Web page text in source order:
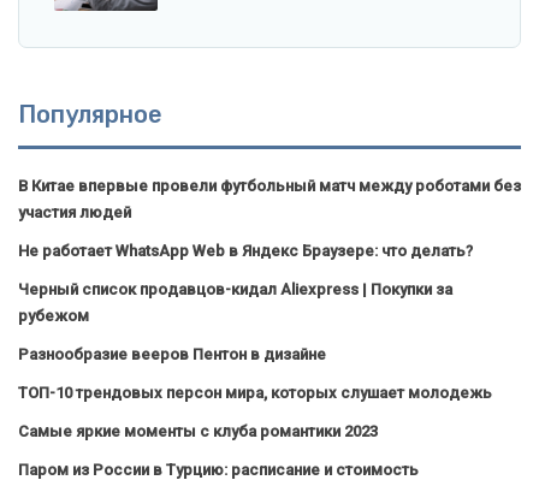
Популярное
В Китае впервые провели футбольный матч между роботами без
участия людей
Не работает WhatsApp Web в Яндекс Браузере: что делать?
Черный список продавцов-кидал Aliexpress | Покупки за
рубежом
Разнообразие вееров Пентон в дизайне
ТОП-10 трендовых персон мира, которых слушает молодежь
Самые яркие моменты с клуба романтики 2023
Паром из России в Турцию: расписание и стоимость